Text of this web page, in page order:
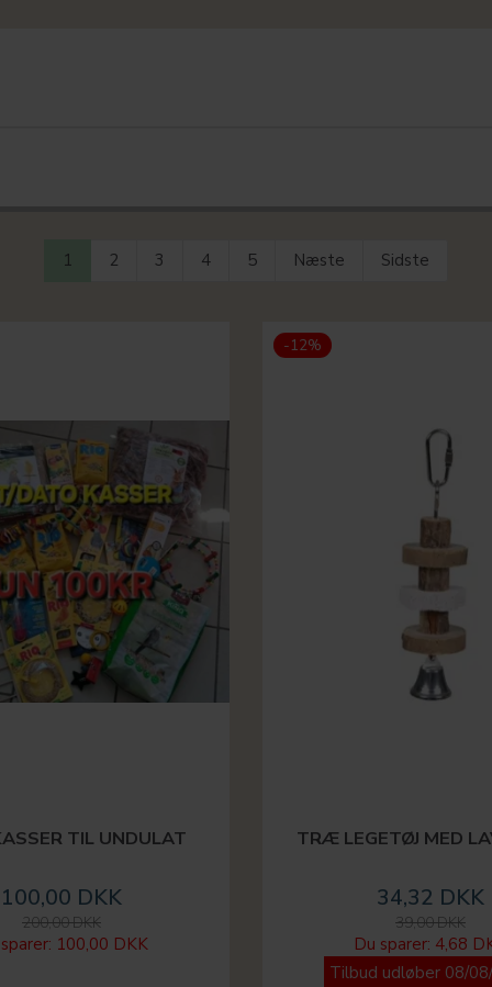
1 2 3 4 5 Næste Sidste
TIL UNDULAT
100,00 DKK
200,00 DKK
100,00 DKK
-12%
TRÆ LEGETØJ MED
34,32 DKK
39,00 DKK
Du sparer: 4,68
Tilbud udløber 08/